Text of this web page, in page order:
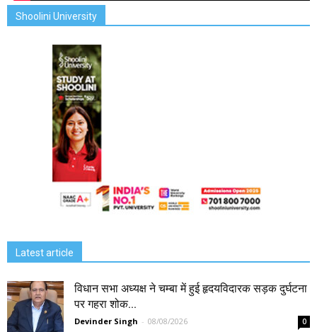
Shoolini University
Latest article
विधान सभा अध्यक्ष ने चम्बा में हुई हृदयविदारक सड़क दुर्घटना
पर गहरा शोक...
Devinder Singh - 08/08/2026 0